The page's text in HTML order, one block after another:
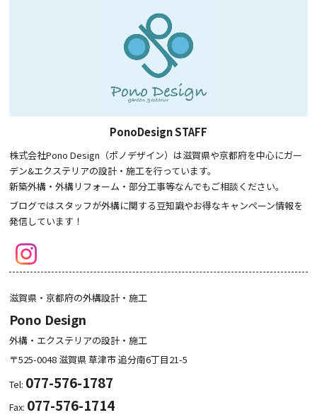
PonoDesign STAFF
株式会社Pono Design（ポノデザイン）は滋賀県や京都府を中心にガー
デン&エクステリアの設計・施工を行っています。
新築外構・外構リフォーム・部分工事等なんでもご相談ください。
ブログではスタッフが外構に関する豆知識やお得なキャンペーン情報を
発信しています！
滋賀県・京都府の外構設計・施工
Pono Design
外構・エクステリアの設計・施工
〒525-0048 滋賀県草津市追分南6丁目21-5
Tel: 077-576-1787
Fax: 077-576-1714